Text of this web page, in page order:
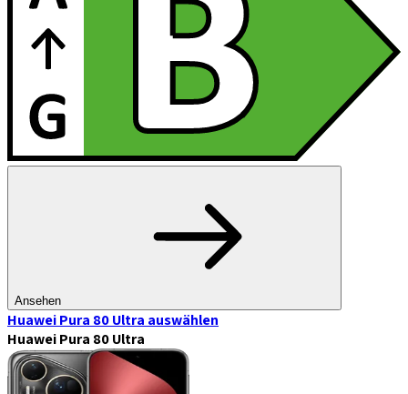
Ansehen
Huawei Pura 80 Ultra auswählen
Huawei Pura 80 Ultra